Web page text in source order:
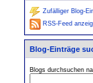
Zufälliger Blog-
RSS-Feed
Blog-Einträge
Blogs durchsuchen